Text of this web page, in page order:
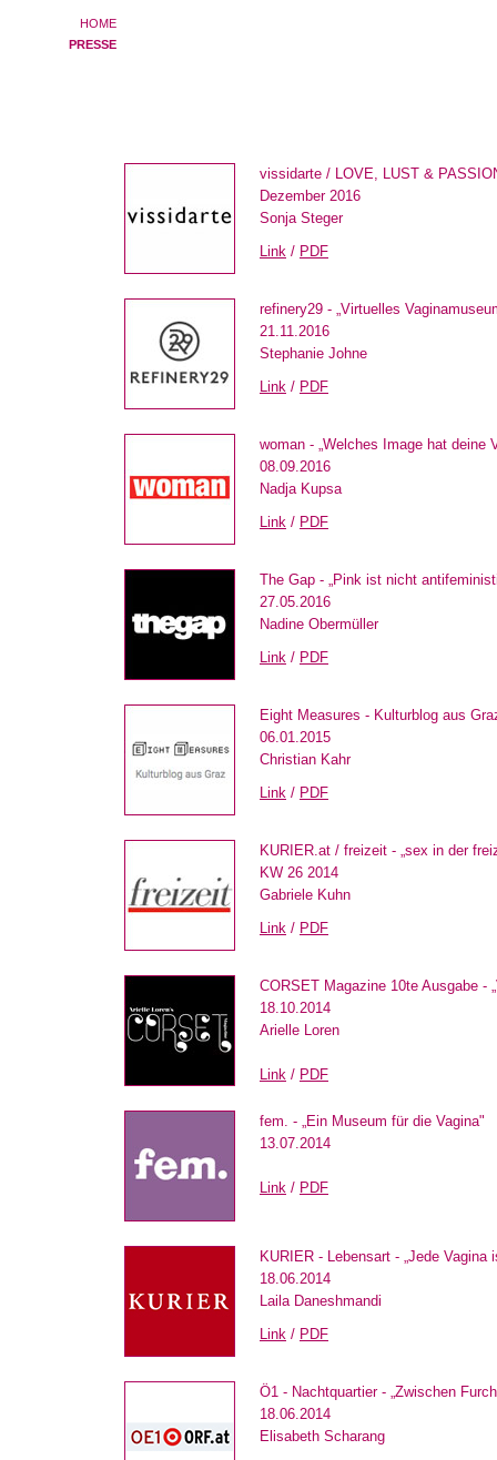
HOME
PRESSE
vissidarte / LOVE, LUST &
Dezember 2016
Sonja Steger
Link / PDF
refinery29 - „Virtuelles
21.11.2016
Stephanie Johne
Link / PDF
woman - „Welches Image hat deine
08.09.2016
Nadja Kupsa
Link / PDF
The Gap - „Pink ist nicht
27.05.2016
Nadine Obermüller
Link / PDF
Eight Measures - Kulturblog aus
06.01.2015
Christian Kahr
Link / PDF
KURIER.at / freizeit - „sex in der
KW 26 2014
Gabriele Kuhn
Link / PDF
CORSET Magazine 10te Ausgabe -
18.10.2014
Arielle Loren
Link / PDF
fem. - „Ein Museum für die Vagina"
13.07.2014
Link / PDF
KURIER - Lebensart - „Jede
18.06.2014
Laila Daneshmandi
Link / PDF
Ö1 - Nachtquartier - „Zwischen
18.06.2014
Elisabeth Scharang